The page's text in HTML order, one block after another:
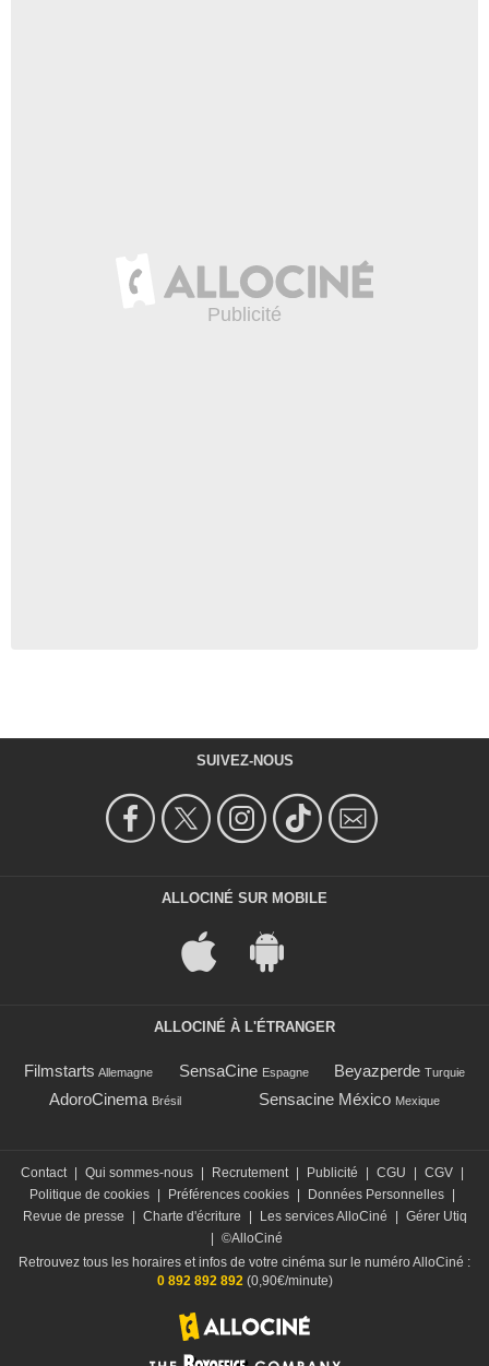
SUIVEZ-NOUS
ALLOCINÉ SUR MOBILE
ALLOCINÉ À L'ÉTRANGER
Filmstarts Allemagne SensaCine Espagne Beyazperde Turquie
AdoroCinema Brésil Sensacine México Mexique
Contact Qui sommes-nous Recrutement Publicité CGU CGV
Politique de cookies
Préférences cookies Données Personnelles
Revue de presse
Charte d'écriture Les services AlloCiné
Gérer Utiq
©AlloCiné
Retrouvez tous les horaires et infos de votre cinéma sur le numéro AlloCiné :
0 892 892 892(0,90€/minute)